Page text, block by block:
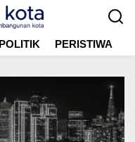
POLITIK PERISTIWA